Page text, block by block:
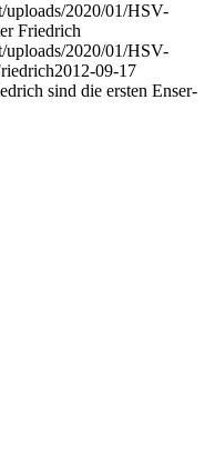
uploads/2020/01/HSV-
Friedrich
uploads/2020/01/HSV-
2012-09-17
sind die ersten Enser-